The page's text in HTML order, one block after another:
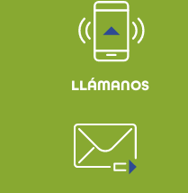
LLÁMANOS